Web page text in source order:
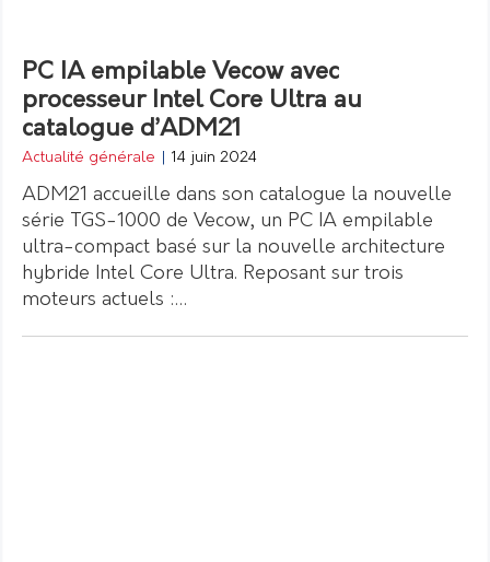
PC IA empilable Vecow avec
processeur Intel Core Ultra au
catalogue d’ADM21
Actualité générale 14 juin 2024
ADM21 accueille dans son catalogue la nouvelle
série TGS-1000 de Vecow, un PC IA empilable
ultra-compact basé sur la nouvelle architecture
hybride Intel Core Ultra. Reposant sur trois
moteurs actuels :…